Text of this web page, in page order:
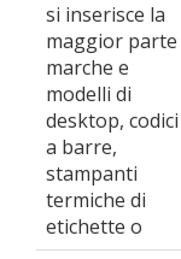
si inserisce la
maggior parte
marche e
modelli di
desktop, codici
a barre,
stampanti
termiche di
etichette o